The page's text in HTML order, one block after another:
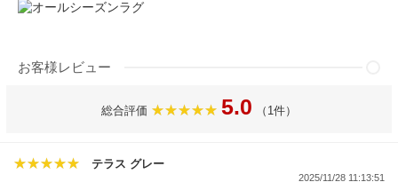
お客様レビュー
総合評価 5.0 （1件）
テラス グレー
2025/11/28 11:13:51